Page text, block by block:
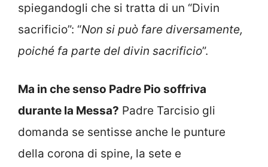
spiegandogli che si tratta di un “Divin
sacrificio”: “Non si può fare diversamente,
poiché fa parte del divin sacrificio”.
Ma in che senso Padre Pio soffriva
durante la Messa? Padre Tarcisio gli
domanda se sentisse anche le punture
della corona di spine, la sete e